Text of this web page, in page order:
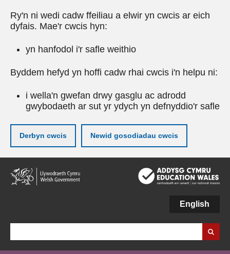
Ry'n ni wedi cadw ffeiliau a elwir yn cwcis ar eich
dyfais. Mae'r cwcis hyn:
yn hanfodol i'r safle weithio
Byddem hefyd yn hoffi cadw rhai cwcis i'n helpu ni:
i wella'n gwefan drwy gasglu ac adrodd
gwybodaeth ar sut yr ydych yn defnyddio'r safle
Derbyn cwcis Newid gosodiadau cwcis
Neidio
i'r
prif
English